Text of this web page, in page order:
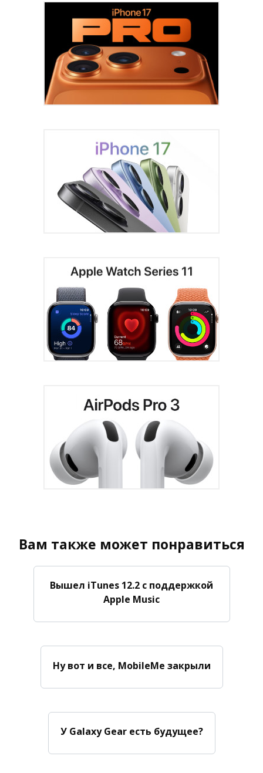
Вам также может понравиться
Вышел iTunes 12.2 с поддержкой
Apple Music
Ну вот и все, MobileMe закрыли
У Galaxy Gear есть будущее?